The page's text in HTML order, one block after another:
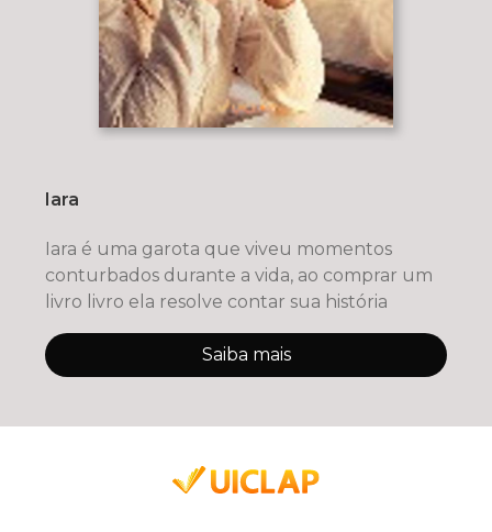
Iara
Iara é uma garota que viveu momentos
conturbados durante a vida, ao comprar um
livro livro ela resolve contar sua história
Saiba mais